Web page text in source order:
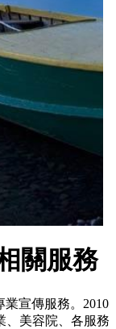
關服務
業宣傳服務。2010
、美容院、各服務